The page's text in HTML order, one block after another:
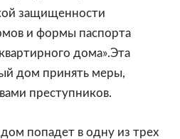
защищенности
и формы паспорта
дома».Эта
дом принять меры,
преступников.
попадет в одну из трех